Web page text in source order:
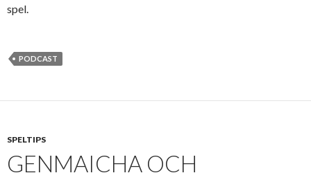
spel.
PODCAST
SPELTIPS
GENMAICHA OCH